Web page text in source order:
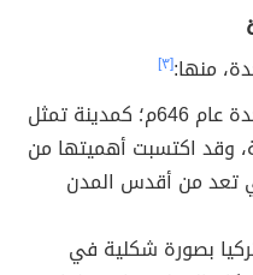
منها:[٣]
أسس الخليفة عثمان مدينة جدة عام 646م؛ كمدينة تمثل
وقد اكتسبت أهميتها من
تعد من أقدس المدن
بصورة شكلية في